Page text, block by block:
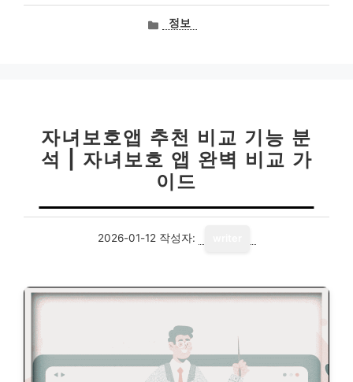
카정보
자녀보호앱 추천 비교 기능 분
석 | 자녀보호 앱 완벽 비교 가
이드
2026-01-12 작성자: